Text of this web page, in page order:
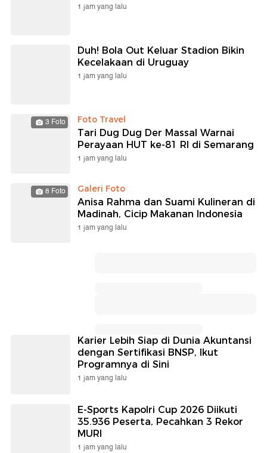
1 jam yang lalu
Duh! Bola Out Keluar Stadion Bikin
Kecelakaan di Uruguay
1 jam yang lalu
3 Foto Foto Travel
Tari Dug Dug Der Massal Warnai
Perayaan HUT ke-81 RI di Semarang
1 jam yang lalu
8 Foto Galeri Foto
Anisa Rahma dan Suami Kulineran di
Madinah, Cicip Makanan Indonesia
1 jam yang lalu
Karier Lebih Siap di Dunia Akuntansi
dengan Sertifikasi BNSP, Ikut
Programnya di Sini
1 jam yang lalu
E-Sports Kapolri Cup 2026 Diikuti
35.936 Peserta, Pecahkan 3 Rekor
MURI
1 jam yang lalu